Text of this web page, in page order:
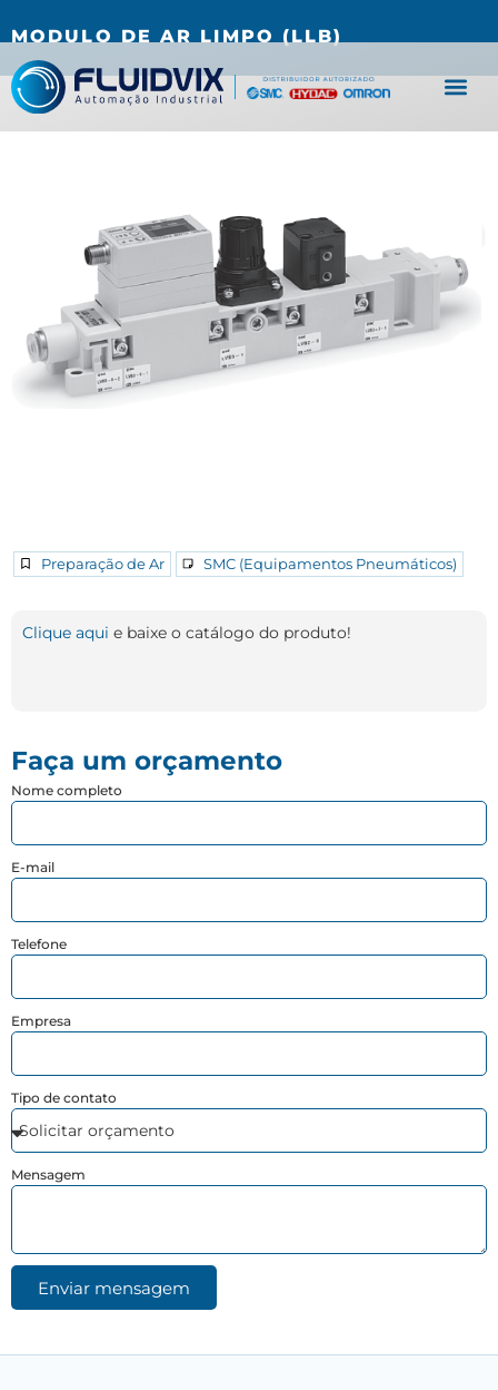
MODULO DE AR LIMPO (LLB)
Preparação de Ar SMC (Equipamentos Pneumáticos)
Clique aqui e baixe o catálogo do produto!
Faça um orçamento
Nome completo
E-mail
Telefone
Empresa
Tipo de contato
Mensagem
Enviar mensagem